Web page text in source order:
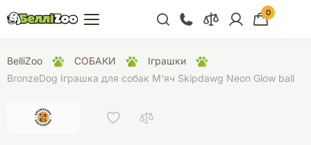
+38 (068) 300 91 91
Відділ продажу
+38 (099) 300 91 91
0
BelliZoo СОБАКИ
Іграшки
BronzeDog Іграшка для собак М'яч Skipdawg Neon Glow ball